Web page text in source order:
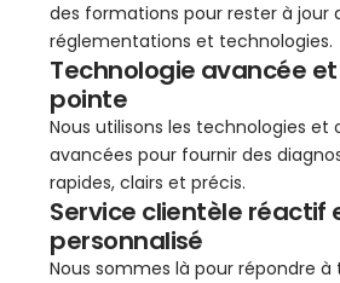
des formations pour rester à jour
réglementations et technologies.
Technologie avancée
pointe
Nous utilisons les technologies et
avancées pour fournir des
rapides, clairs et précis.
Service clientèle réactif
personnalisé
Nous sommes là pour répondre à